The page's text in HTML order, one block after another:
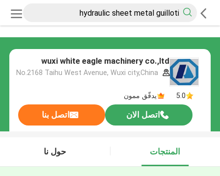
wuxi white eagle machinery co.,ltd
5.0 يدقّق ممون
اتصل الان اتصل بنا
المنتجات حول نا